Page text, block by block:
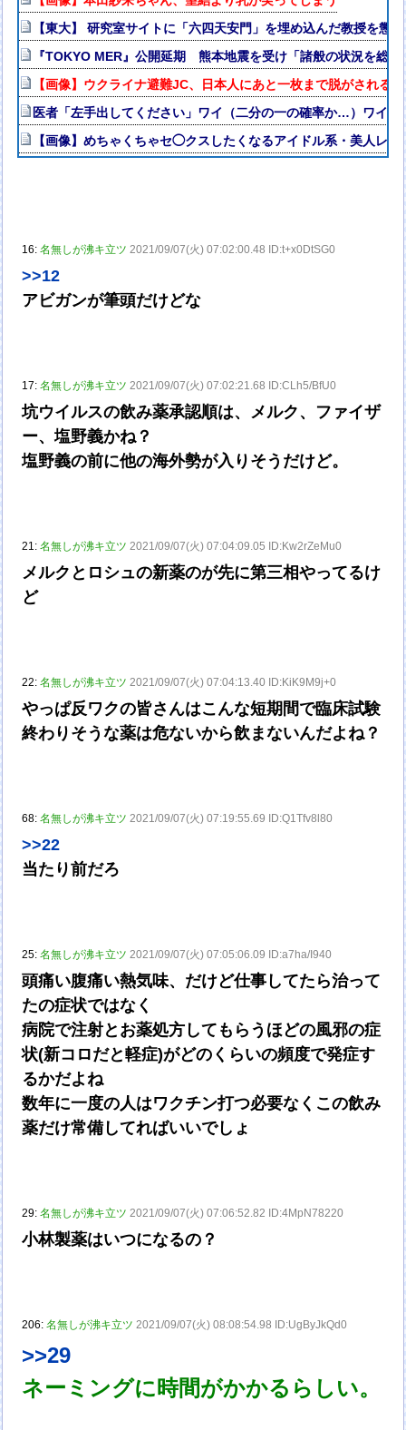
【東大】 研究室サイトに「六四天安門」を埋め込んだ教授を懲
『TOKYO MER』公開延期 熊本地震を受け「諸般の状況を総
【画像】ウクライナ避難JC、日本人にあと一枚まで脱がされる
医者「左手出してください」ワイ（二分の一の確率か…）ワイ
【画像】めちゃくちゃセ◯クスしたくなるアイドル系・美人レ
16:名無しが沸キ立ツ 2021/09/07(火) 07:02:00.48 ID:t+x0DtSG0
>>12
アビガンが筆頭だけどな
17:名無しが沸キ立ツ 2021/09/07(火) 07:02:21.68 ID:CLh5/BfU0
坑ウイルスの飲み薬承認順は、メルク、ファイザ
ー、塩野義かね？
塩野義の前に他の海外勢が入りそうだけど。
21:名無しが沸キ立ツ 2021/09/07(火) 07:04:09.05 ID:Kw2rZeMu0
メルクとロシュの新薬のが先に第三相やってるけ
ど
22:名無しが沸キ立ツ 2021/09/07(火) 07:04:13.40 ID:KiK9M9j+0
やっぱ反ワクの皆さんはこんな短期間で臨床試験
終わりそうな薬は危ないから飲まないんだよね？
68:名無しが沸キ立ツ 2021/09/07(火) 07:19:55.69 ID:Q1Tfv8l80
>>22
当たり前だろ
25:名無しが沸キ立ツ 2021/09/07(火) 07:05:06.09 ID:a7ha/I940
頭痛い腹痛い熱気味、だけど仕事してたら治って
たの症状ではなく
病院で注射とお薬処方してもらうほどの風邪の症
状(新コロだと軽症)がどのくらいの頻度で発症す
るかだよね
数年に一度の人はワクチン打つ必要なくこの飲み
薬だけ常備してればいいでしょ
29:名無しが沸キ立ツ 2021/09/07(火) 07:06:52.82 ID:4MpN78220
小林製薬はいつになるの？
206:名無しが沸キ立ツ 2021/09/07(火) 08:08:54.98 ID:UgByJkQd0
>>29
ネーミングに時間がかかるらしい。